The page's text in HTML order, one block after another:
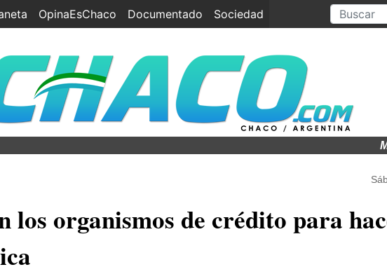
OpinaEsChaco Documentado Sociedad
los organismos de crédito para